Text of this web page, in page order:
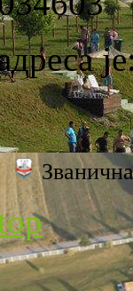
- Поглед са торња